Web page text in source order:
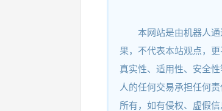
德富莱智能工厂环境采
本网站是由机器人
果，不代表本站观点，
真实性、适用性、安全
人的任何交易承担任何
所有，如有侵权、虚假